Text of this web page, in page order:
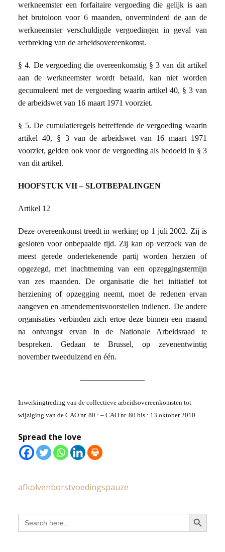
werkneemster een forfaitaire vergoeding die gelijk is aan
het brutoloon voor 6 maanden, onverminderd de aan de
werkneemster verschuldigde vergoedingen in geval van
verbreking van de arbeidsovereenkomst.
§ 4. De vergoeding die overeenkomstig § 3 van dit artikel
aan de werkneemster wordt betaald, kan niet worden
gecumuleerd met de vergoeding waarin artikel 40, § 3 van
de arbeidswet van 16 maart 1971 voorziet.
§ 5. De cumulatieregels betreffende de vergoeding waarin
artikel 40, § 3 van de arbeidswet van 16 maart 1971
voorziet, gelden ook voor de vergoeding als bedoeld in § 3
van dit artikel.
HOOFSTUK VII – SLOTBEPALINGEN
Artikel 12
Deze overeenkomst treedt in werking op 1 juli 2002. Zij is
gesloten voor onbepaalde tijd. Zij kan op verzoek van de
meest gerede ondertekenende partij worden herzien of
opgezegd, met inachtneming van een opzeggingstermijn
van zes maanden. De organisatie die het initiatief tot
herziening of opzegging neemt, moet de redenen ervan
aangeven en amendementsvoorstellen indienen. De andere
organisaties verbinden zich ertoe deze binnen een maand
na ontvangst ervan in de Nationale Arbeidsraad te
bespreken. Gedaan te Brussel, op zevenentwintig
november tweeduizend en één.
————————
Inwerkingtreding van de collectieve arbeidsovereenkomsten tot
wijziging van de CAO nr. 80 : – CAO nr. 80 bis : 13 oktober 2010.
Spread the love
afkolvenborstvoedingspauze
Search
for:
Search Button